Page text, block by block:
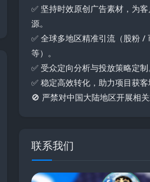
✅ 坚持时效原创广告素材，为
源。
✅ 全球多地区精准引流（股粉 /
等）。
✅ 受众定向分析与投放策略定制
✅ 稳定高效转化，助力项目获客
🚫 严禁对中国大陆地区开展相关
联系我们